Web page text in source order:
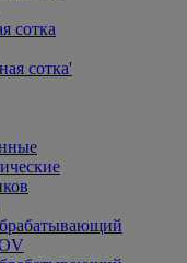
сотка
сотка'